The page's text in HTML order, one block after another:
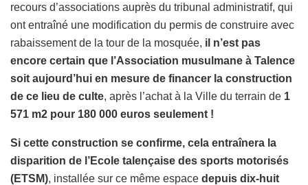
recours d’associations auprès du tribunal administratif, qui
ont entraîné une modification du permis de construire avec
rabaissement de la tour de la mosquée, il n’est pas
encore certain que l’Association musulmane à Talence
soit aujourd’hui en mesure de financer la construction
de ce lieu de culte, après l’achat à la Ville du terrain de 1
571 m2 pour 180 000 euros seulement !
Si cette construction se confirme, cela entraînera la
disparition de l’Ecole talençaise des sports motorisés
(ETSM), installée sur ce même espace depuis dix-huit